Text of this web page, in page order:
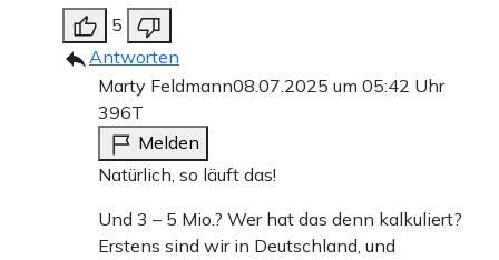
5
Antworten
Marty Feldmann08.07.2025 um 05:42 Uhr
396T
Melden
Natürlich, so läuft das!
Und 3 – 5 Mio.? Wer hat das denn kalkuliert?
Erstens sind wir in Deutschland, und